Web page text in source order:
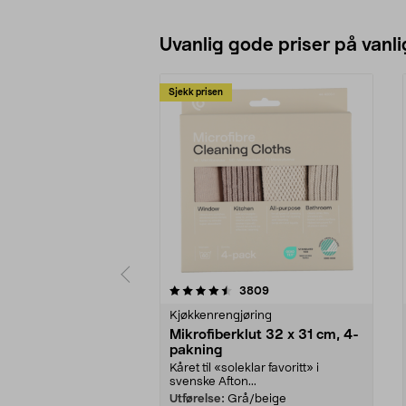
Uvanlig gode priser på
Sjekk prisen
3809anmeldelser
Kjøkkenrengjøring
Mikrofiberklut 32 x 31 cm, 4-
pakning
Kåret til «soleklar favoritt» i
svenske Afton...
Utførelse: Grå/beige
4.5av 5 stjerner